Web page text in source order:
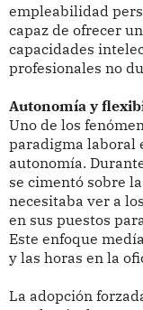
empleabilidad
capaz de ofrecer
capacidades
profesionales no
Autonomía y
Uno de los
paradigma laboral
autonomía.
se cimentó sobre
necesitaba ver a
en sus puestos
Este enfoque
y las horas en la
La adopción